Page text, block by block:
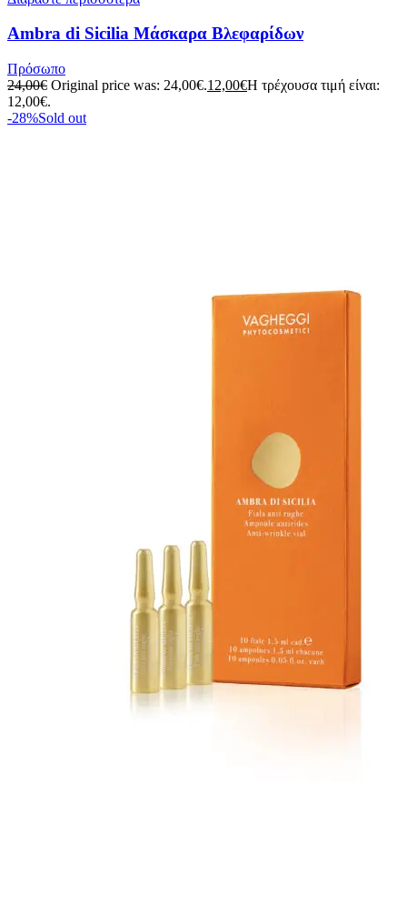
Ambra di Sicilia Mάσκαρα Βλεφαρίδων
Πρόσωπο
24,00€ Original price was: 24,00€.12,00€Η τρέχουσα τιμή είναι:
12,00€.
-28%Sold out